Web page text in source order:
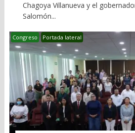
Chagoya Villanueva y el
Salomón...
Congreso Portada lateral